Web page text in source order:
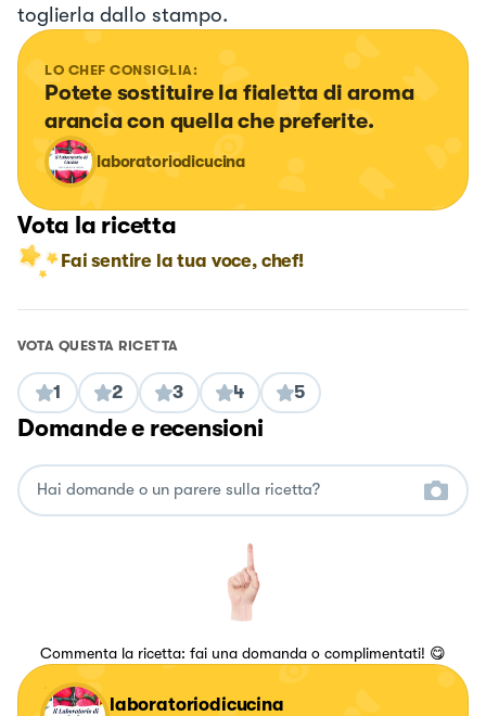
toglierla dallo stampo.
LO CHEF CONSIGLIA:
Potete sostituire la fialetta di aroma
arancia con quella che preferite.
laboratoriodicucina
Vota la ricetta
Fai sentire la tua voce, chef!
VOTA QUESTA RICETTA
1 2 3 4 5
Domande e recensioni
Commenta la ricetta: fai una domanda o complimentati! 😋
laboratoriodicucina